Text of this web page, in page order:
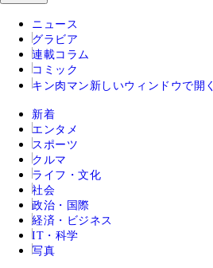
ニュース
グラビア
連載コラム
コミック
キン肉マン 新しいウィンドウで開く
新着
エンタメ
スポーツ
クルマ
ライフ・文化
社会
政治・国際
経済・ビジネス
IT・科学
写真